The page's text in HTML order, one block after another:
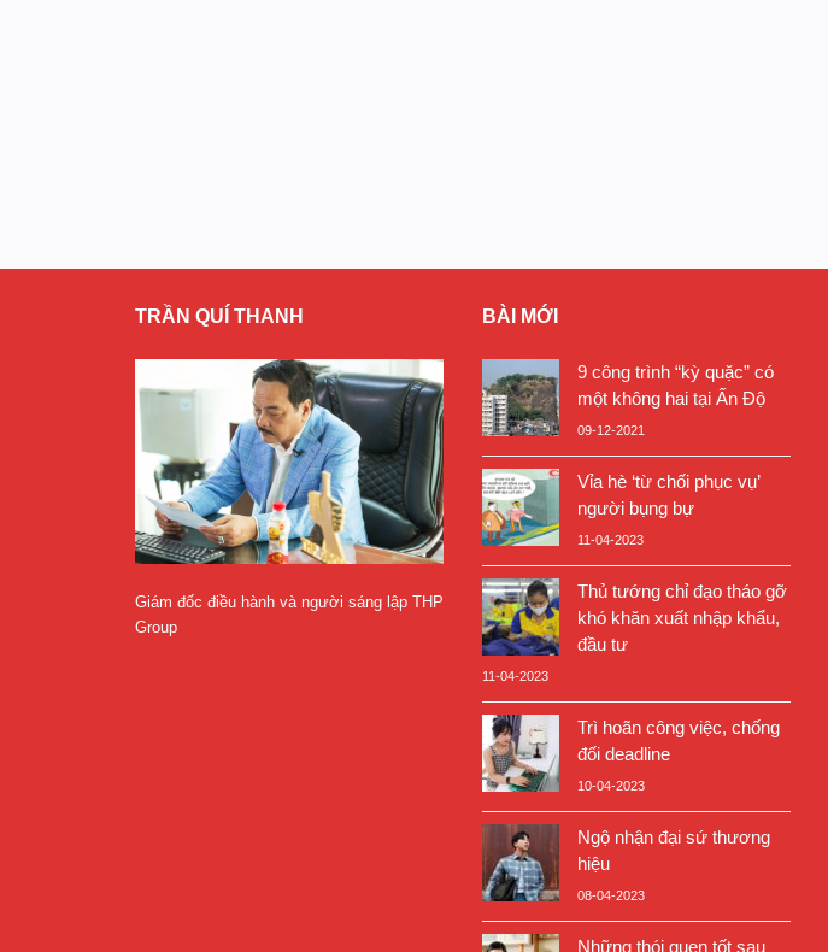
TRẦN QUÍ THANH
Giám đốc điều hành và người sáng lập THP
Group
BÀI MỚI
9 công trình “kỳ quặc” có
một không hai tại Ấn Độ
09-12-2021
Vỉa hè ‘từ chối phục vụ’
người bụng bự
11-04-2023
Thủ tướng chỉ đạo tháo gỡ
khó khăn xuất nhập khẩu,
đầu tư
11-04-2023
Trì hoãn công việc, chống
đối deadline
10-04-2023
Ngộ nhận đại sứ thương
hiệu
08-04-2023
Những thói quen tốt sau